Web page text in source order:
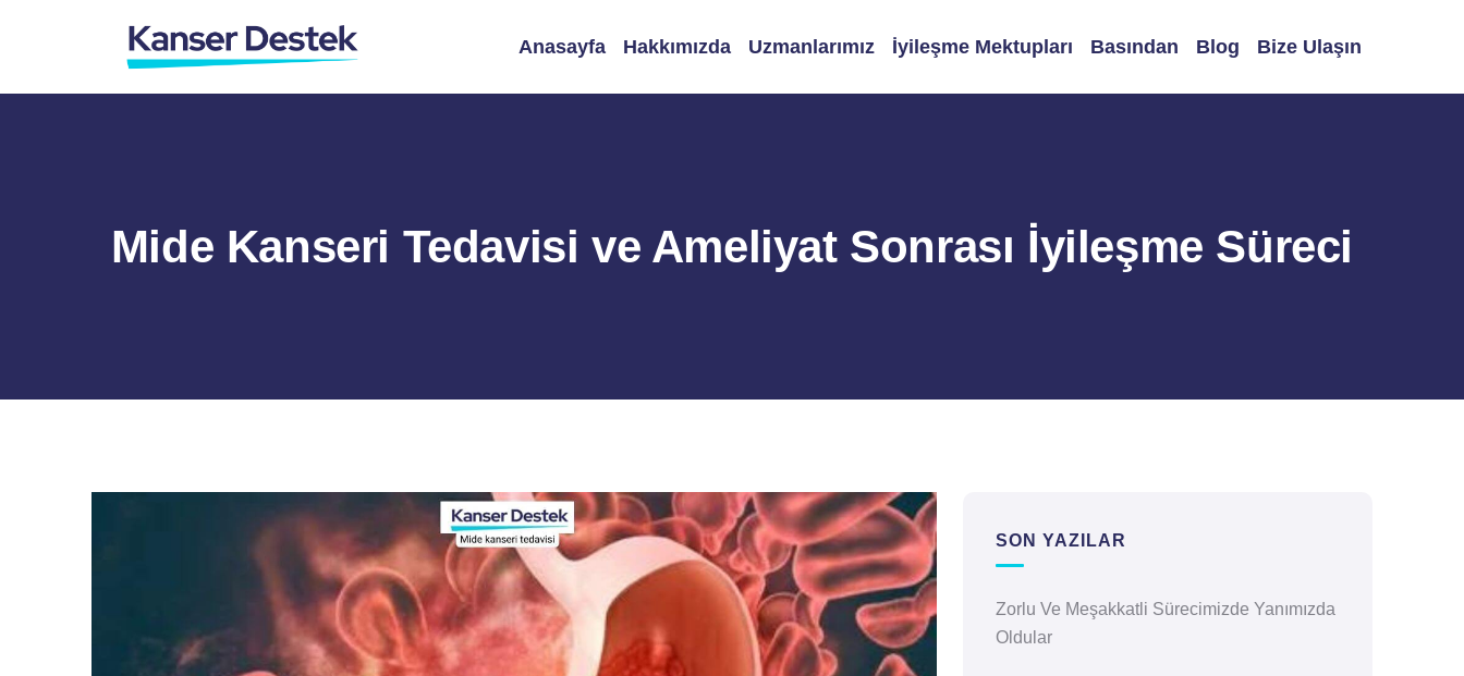
Anasayfa Hakkımızda Uzmanlarımız İyileşme Mektupları Basından Blog Bize Ulaşın
Mide Kanseri Tedavisi ve Ameliyat Sonrası İyileşme Süreci
SON YAZILAR
Zorlu Ve Meşakkatli Sürecimizde Yanımızda
Oldular